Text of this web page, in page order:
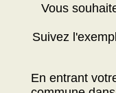
Vous
Suivez
En entrant